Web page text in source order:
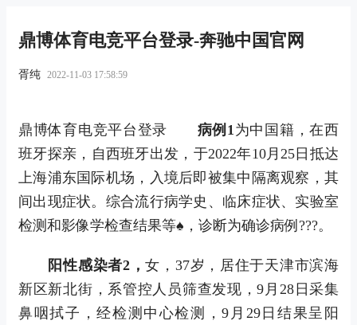
鼎博体育电竞平台登录-奔驰中国官网
胥纯 2022-11-03 17:58:59
鼎博体育电竞平台登录 病例1 为中国籍，在西
班牙探亲，自西班牙出发，于2022年10月25日抵达
上海浦东国际机场，入境后即被集中隔离观察，其
间出现症状。综合流行病学史、临床症状、实验室
检测和影像学检查结果等♠，诊断为确诊病例???。
阳性感染者2，女，37岁，居住于天津市滨海
新区新北街，系管控人员筛查发现，9月28日采集
鼻咽拭子，经检测中心检测，9月29日结果呈阳